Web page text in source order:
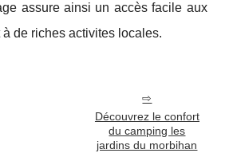
assure ainsi un accès facile aux
de riches activites locales.
Découvrez le confort
du camping les
jardins du morbihan